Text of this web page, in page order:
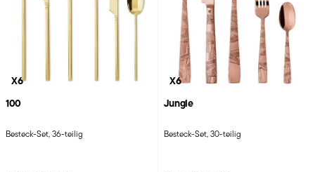
X6
100
Besteck-Set, 36-teilig
X6
Jungle
Besteck-Set, 30-teilig